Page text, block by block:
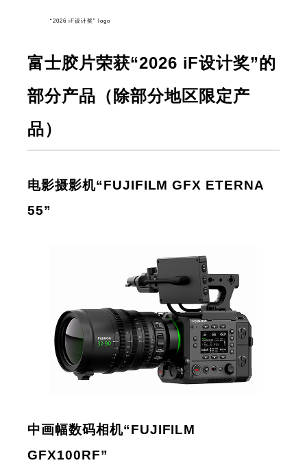
“2026 iF设计奖” logo
富士胶片荣获“2026 iF设计奖”的
部分产品（除部分地区限定产
品）
电影摄影机“FUJIFILM GFX ETERNA
55”
中画幅数码相机“FUJIFILM
GFX100RF”